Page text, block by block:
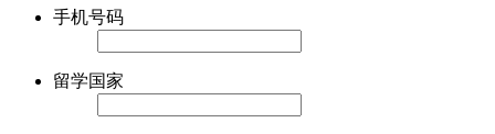
手机号码
留学国家